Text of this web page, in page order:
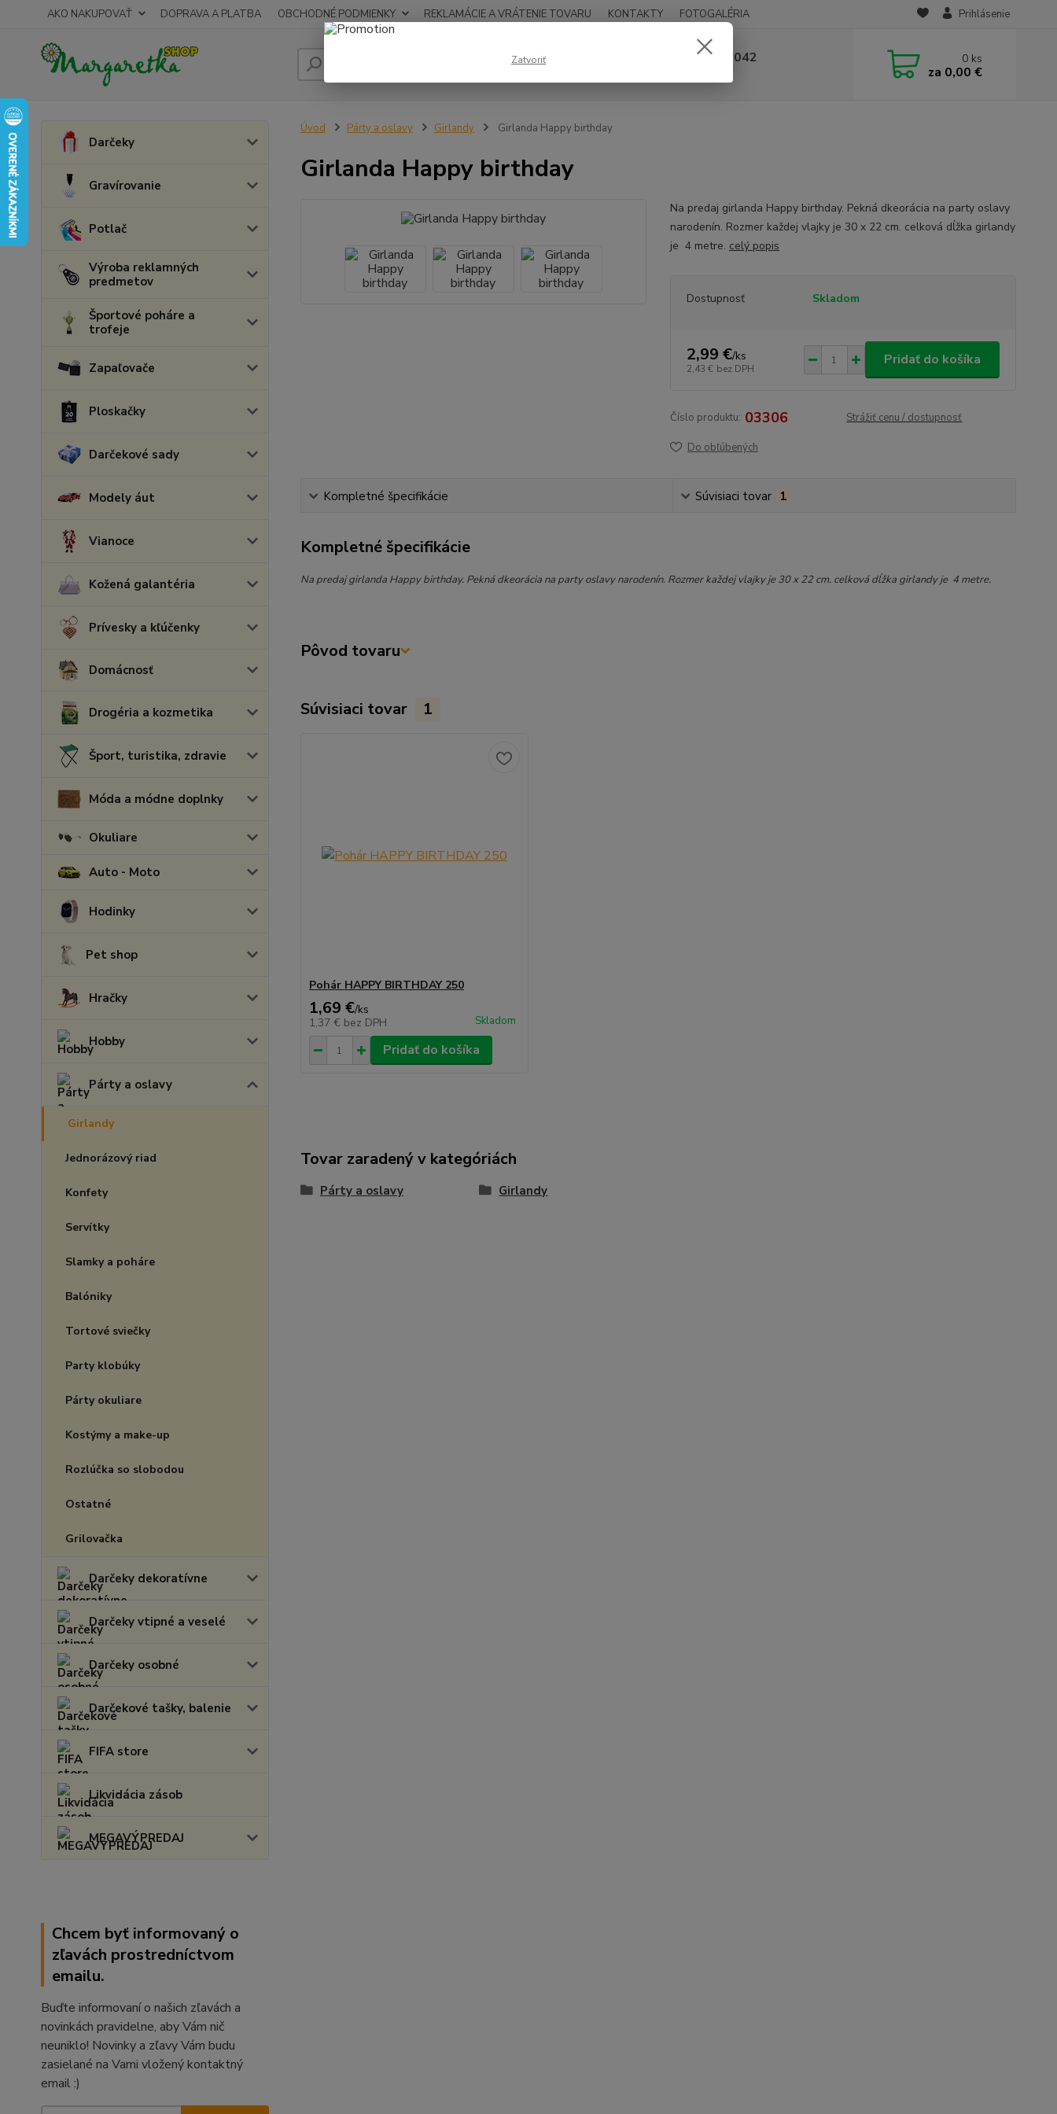
AKO NAKUPOVAŤ DOPRAVA A PLATBA OBCHODNÉ PODMIENKY REKLAMÁCIE A VRÁTENIE TOVARU KONTAKTY FOTOGALÉRIA Prihlásenie
Hľadať 0948 236 042 0 ks
za 0,00 €
Darčeky
Gravírovanie
Potlač
Výroba reklamných
predmetov
Športové poháre a
trofeje
Zapaľovače
Ploskačky
Darčekové sady
Modely áut
Vianoce
Kožená galantéria
Prívesky a kľúčenky
Domácnosť
Drogéria a kozmetika
Šport, turistika, zdravie
Móda a módne doplnky
Okuliare
Auto - Moto
Hodinky
Pet shop
Hračky
Hobby
Párty a oslavy
Girlandy
Jednorázový riad
Konfety
Servítky
Slamky a poháre
Balóniky
Tortové sviečky
Party klobúky
Párty okuliare
Kostýmy a make-up
Rozlúčka so slobodou
Ostatné
Grilovačka
Darčeky dekoratívne
Darčeky vtipné a veselé
Darčeky osobné
Darčekové tašky, balenie
FIFA store
Likvidácia zásob
MEGAVÝPREDAJ
Chcem byť informovaný o
zľavách prostredníctvom
emailu.
Buďte informovaní o našich zľavách a
novinkách pravidelne, aby Vám nič
neuniklo! Novinky a zľavy Vám budu
zasielané na Vami vložený kontaktný
email :)
Úvod Párty a oslavy Girlandy Girlanda Happy birthday
Girlanda Happy birthday
Na predaj girlanda Happy birthday. Pekná dkeorácia na party oslavy
narodenín. Rozmer každej vlajky je 30 x 22 cm. celková dĺžka girlandy
je 4 metre. celý popis
Dostupnosť Skladom
2,99 €/ks
2,43 € bez DPH
Pridať do košíka
Číslo produktu: 03306 Strážiť cenu / dostupnosť
Do obľúbených
Kompletné špecifikácie Súvisiaci tovar 1
Kompletné špecifikácie
Na predaj girlanda Happy birthday. Pekná dkeorácia na party oslavy narodenín. Rozmer každej vlajky je 30 x 22 cm. celková dĺžka girlandy je 4 metre.
Pôvod tovaru
Súvisiaci tovar 1
Pohár HAPPY BIRTHDAY 250
1,69 €/ks
1,37 € bez DPH Skladom
Pridať do košíka
Tovar zaradený v kategóriách
Párty a oslavy Girlandy
Zatvoriť